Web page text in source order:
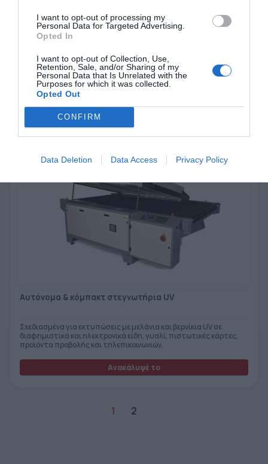
I want to opt-out of processing my
Personal Data for Targeted Advertising.
Opted In
I want to opt-out of Collection, Use,
Retention, Sale, and/or Sharing of my
Personal Data that Is Unrelated with the
Purposes for which it was collected.
Opted Out
CONFIRM
Data Deletion Data Access Privacy Policy
Ηλεκτρονικά UV
Τα ηλεκτρονικά UV στεγνωτήρια Natgraph προσφέρουν
υψηλότερα επίπεδα ισχύος με σημαντικά μειωμένο λειτουργικό
κόστος.
Αυτόνομα & κόμπακτ στεγνωτήρια UV
Σχεδιασμένα για εκτυπώσεις με μελάνια και βερνίκια UV σε
διαφημιστικά και ηλεκτρονικά είδη, γυαλί, πιστωτικές κάρτες,
προϊόντα προβολής και τηλεπικοινωνιών.
Ανακάλυψέ το
1 2